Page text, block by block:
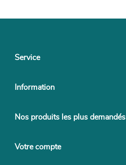
Service
Information
Nos produits les plus demandés
Votre compte